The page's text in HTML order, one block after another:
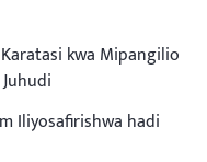
kwa Mipangilio
Iliyosafirishwa hadi